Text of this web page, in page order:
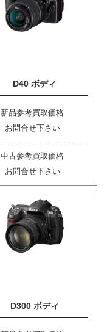
D40 ボディ
新品参考買取価格
お問合せ下さい
中古参考買取価格
お問合せ下さい
D300 ボディ